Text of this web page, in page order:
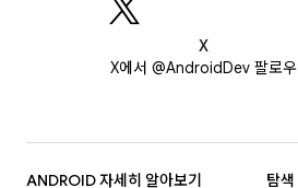
X
X에서 @AndroidDev 팔로우
ANDROID 자세히 알아보기 탐색